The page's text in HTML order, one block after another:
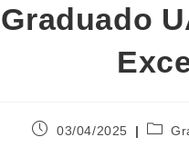
03/04/2025